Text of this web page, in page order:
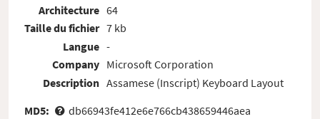
Architecture
Taille du fichier
Langue
Company
Description
64
7 kb
-
Microsoft Corporation
Assamese (Inscript) Keyboard Layout
MD5:
db66943fe412e6e766cb438659446aea